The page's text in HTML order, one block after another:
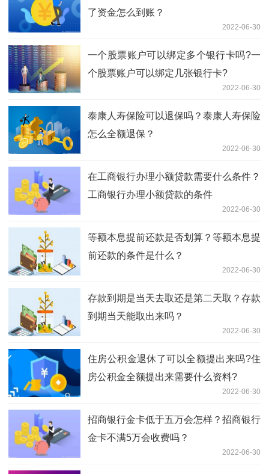
了资金怎么到账？
2022-06-30
一个股票账户可以绑定多个银行卡吗?一
个股票账户可以绑定几张银行卡?
2022-06-30
泰康人寿保险可以退保吗？泰康人寿保险
怎么全额退保？
2022-06-30
在工商银行办理小额贷款需要什么条件？
工商银行办理小额贷款的条件
2022-06-30
等额本息提前还款是否划算？等额本息提
前还款的条件是什么？
2022-06-30
存款到期是当天去取还是第二天取？存款
到期当天能取出来吗？
2022-06-30
住房公积金退休了可以全额提出来吗?住
房公积金全额提出来需要什么资料?
2022-06-30
招商银行金卡低于五万会怎样？招商银行
金卡不满5万会收费吗？
2022-06-30